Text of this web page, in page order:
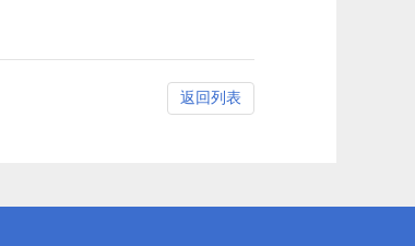
返回列表